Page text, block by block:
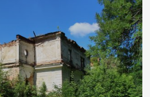
від більшості навколишніх
Михайлівська церква. Точної дати […]